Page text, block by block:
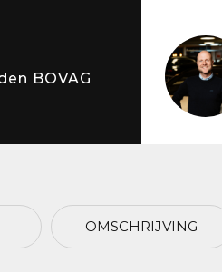
BOVAG
OMSCHRIJVING